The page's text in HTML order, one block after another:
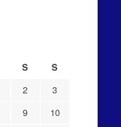
S
S
2
3
9
10